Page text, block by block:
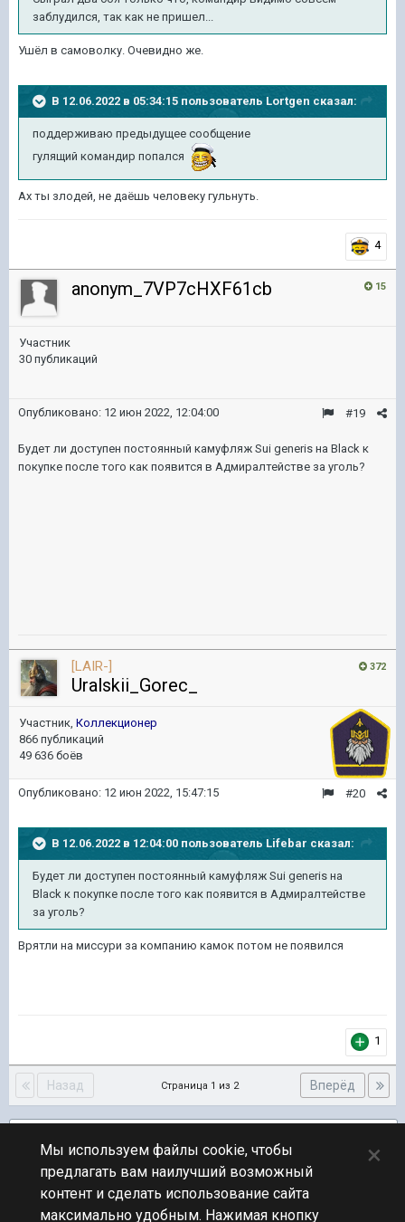
заблудился, так как не пришел...
Ушёл в самоволку. Очевидно же.
В 12.06.2022 в 05:34:15 пользователь Lortgen сказал:
поддерживаю предыдущее сообщение
гулящий командир попался
Ах ты злодей, не даёшь человеку гульнуть.
4
15
anonym_7VP7cHXF61cb
Участник
30 публикаций
#19
Опубликовано: 12 июн 2022, 12:04:00
Будет ли доступен постоянный камуфляж Sui generis на Black к
покупке после того как появится в Адмиралтействе за уголь?
372
[LAIR-]
Uralskii_Gorec_
Участник, Коллекционер
866 публикаций
49 636 боёв
#20
Опубликовано: 12 июн 2022, 15:47:15
В 12.06.2022 в 12:04:00 пользователь Lifebar сказал:
Будет ли доступен постоянный камуфляж Sui generis на
Black к покупке после того как появится в Адмиралтействе
за уголь?
Врятли на миссури за компанию камок потом не появился
1
Назад Вперёд
Страница 1 из 2
ПЕРЕЙТИ К СПИСКУ ТЕМ
Обсуждение Мира Кораблей
Мы используем файлы cookie, чтобы
предлагать вам наилучший возможный
контент и сделать использование сайта
максимально удобным. Нажимая кнопку
×